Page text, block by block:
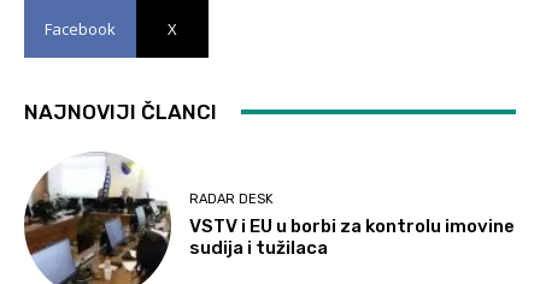
Facebook X
NAJNOVIJI ČLANCI
RADAR DESK
VSTV i EU u borbi za kontrolu imovine
sudija i tužilaca